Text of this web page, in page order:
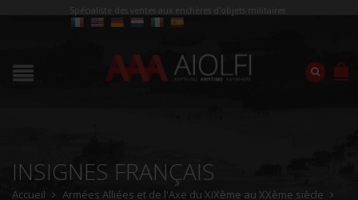
Spécialiste des ventes aux enchères d'objets militaires
INSIGNES FRANÇAIS
Accueil
Armées Alliées et de l'Axe du XIXème au XXème siècle